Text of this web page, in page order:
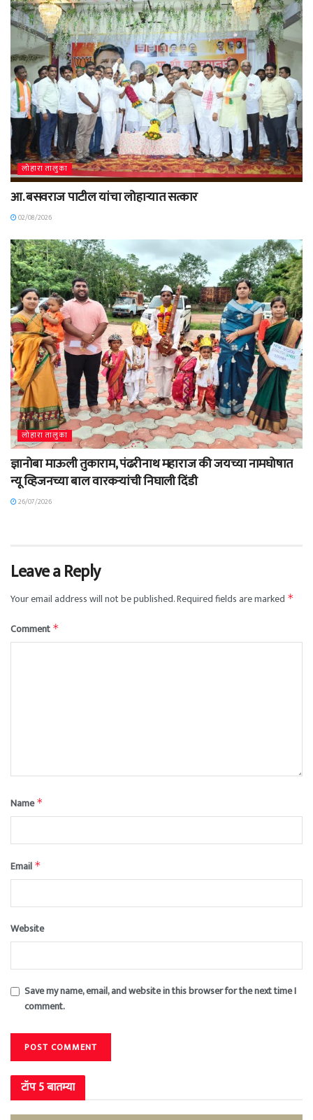
लोहारा तालुका
आ. बसवराज पाटील यांचा लोहाऱ्यात सत्कार
02/08/2026
लोहारा तालुका
ज्ञानोबा माऊली तुकाराम, पंढरीनाथ महाराज की जयच्या नामघोषात
न्यू व्हिजनच्या बाल वारकऱ्यांची निघाली दिंडी
26/07/2026
Leave a Reply
Your email address will not be published.Required fields are marked *
Comment *
Name*
Email *
Website
Save my name, email, and website in this browser for the next time I
comment.
टॉप 5 बातम्या